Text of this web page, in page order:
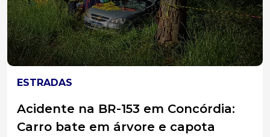
ESTRADAS
Acidente na BR-153 em Concórdia:
Carro bate em árvore e capota